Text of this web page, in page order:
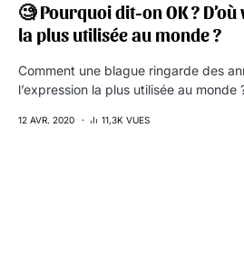
🧐 Pourquoi dit-on OK ?
la plus utilisée au monde ?
Comment une blague ringarde des
l’expression la plus utilisée au monde
12 AVR. 2020 11,3K VUES